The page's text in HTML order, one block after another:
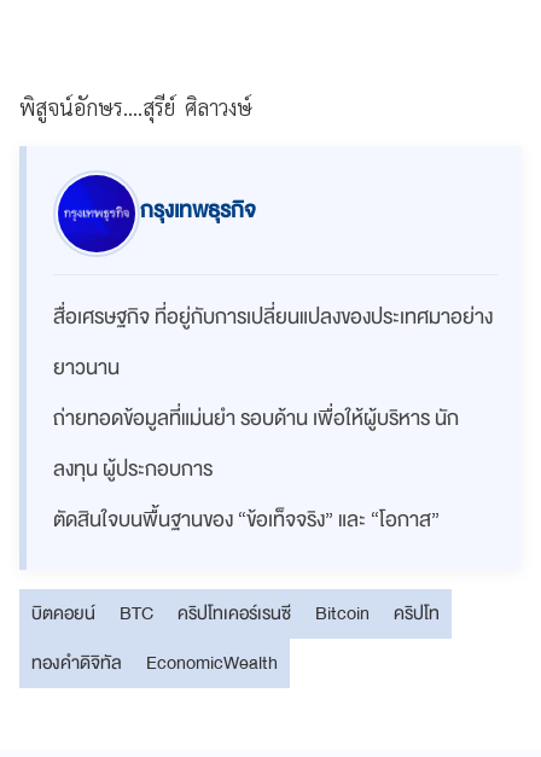
พิสูจน์อักษร....สุรีย์ ศิลาวงษ์
กรุงเทพธุรกิจ
สื่อเศรษฐกิจ ที่อยู่กับการเปลี่ยนแปลงของประเทศมาอย่าง
ยาวนาน
ถ่ายทอดข้อมูลที่แม่นยำ รอบด้าน เพื่อให้ผู้บริหาร นัก
ลงทุน ผู้ประกอบการ
ตัดสินใจบนพื้นฐานของ “ข้อเท็จจริง” และ “โอกาส”
บิตคอยน์ BTC คริปโทเคอร์เรนซี Bitcoin
คริปโท
ทองคำดิจิทัล
EconomicWealth